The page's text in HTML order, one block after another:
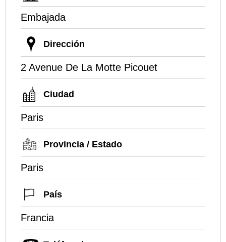
Embajada
Dirección
2 Avenue De La Motte Picouet
Ciudad
Paris
Provincia / Estado
Paris
País
Francia